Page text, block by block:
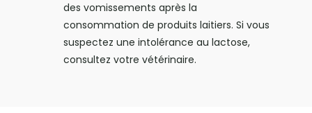
des vomissements après la
consommation de produits laitiers. Si vous
suspectez une intolérance au lactose,
consultez votre vétérinaire.